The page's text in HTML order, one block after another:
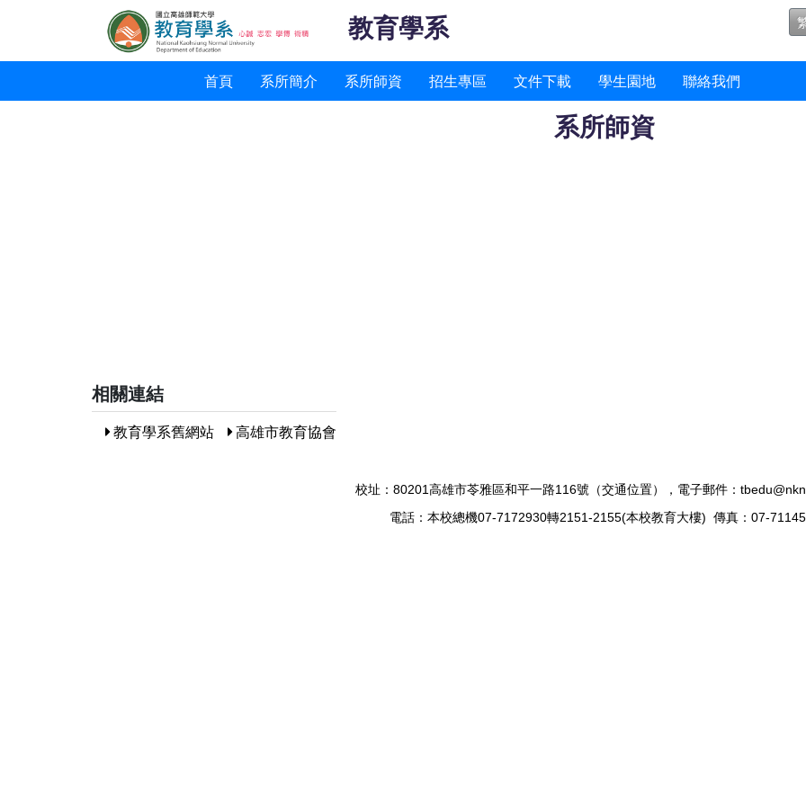
教育學系
首頁 系所簡介 系所師資 招生專區 文件下載 學生園地 聯絡我們
系所師資
相關連結
教育學系舊網站 高雄市教育協會
校址：80201高雄市苓雅區和平一路116號（交通位置），電子郵件：
電話：本校總機07-7172930轉2151-2155(本校教育大樓) 傳真：07-